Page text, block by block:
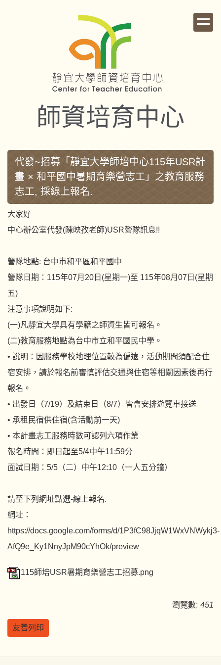
師資培育中心
代發~招募「靜宜大學師培中心115年USR計
畫 × 和平國中暑期育樂營志工」之教育服務
志工, 採線上報名.
大家好
中心辦公室代發(陳映孜老師)USR營隊訊息!!
營隊地點: 台中市和平區和平國中
營隊日期：115年07月20日(星期一)至 115年08月07日(星期
五)
注意事項說明如下:
(一)凡靜宜大學具有學籍之師資生皆可報名。
(二)教育服務地點為台中市立和平國民中學。
• 說明：因服務學校地理位置較為偏遠，活動期間須配合住
宿安排，請於報名前審慎評估交通與住宿等相關因素後再行
報名。
• 出發日（7/19）及結束日（8/7）皆會安排遊覽車接送
• 承租民宿供住宿(含活動前一天)
• 本計畫志工服務時數可認列六項作業
報名時間：即日起至5/4中午11:59分
面試日期：5/5（二）中午12:10（一人五分鐘）
請至下列網址點選-線上報名.
網址：
https://docs.google.com/forms/d/1P3fC98JjqW1WxVNWykj3-
AfQ9e_Ky1NnyJpM90cYhOk/preview
115師培USR暑期育樂營志工招募.png
瀏覽數: 451
友善列印